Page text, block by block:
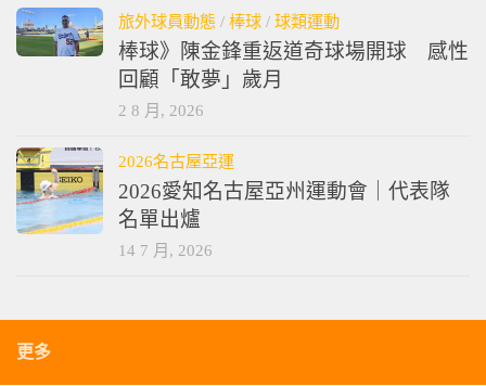
旅外球員動態 / 棒球 / 球類運動
棒球》陳金鋒重返道奇球場開球 感性
回顧「敢夢」歲月
2 8 月, 2026
2026名古屋亞運
2026愛知名古屋亞州運動會｜代表隊
名單出爐
14 7 月, 2026
更多